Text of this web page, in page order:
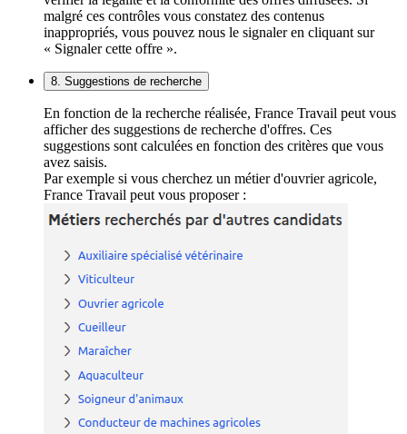
malgré ces contrôles vous constatez des contenus
inappropriés, vous pouvez nous le signaler en cliquant sur
« Signaler cette offre ».
8. Suggestions de recherche
En fonction de la recherche réalisée, France Travail peut vous
afficher des suggestions de recherche d'offres. Ces
suggestions sont calculées en fonction des critères que vous
avez saisis.
Par exemple si vous cherchez un métier d'ouvrier agricole,
France Travail peut vous proposer :